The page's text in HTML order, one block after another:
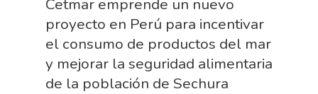
Cetmar emprende un nuevo
proyecto en Perú para incentivar
el consumo de productos del mar
y mejorar la seguridad alimentaria
de la población de Sechura